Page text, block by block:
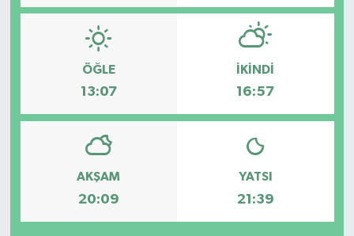
ÖĞLE
13:07
İKINDI
16:57
AKŞAM
20:09
YATSI
21:39